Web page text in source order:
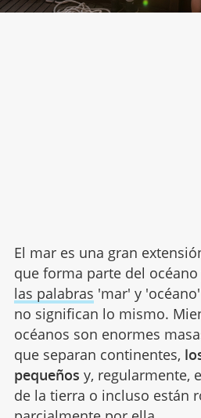
El mar es una gran
que forma parte del
las palabras 'mar' y
no significan lo mismo.
océanos son enormes
que separan continentes,
pequeños y, regularmente,
de la tierra o incluso están